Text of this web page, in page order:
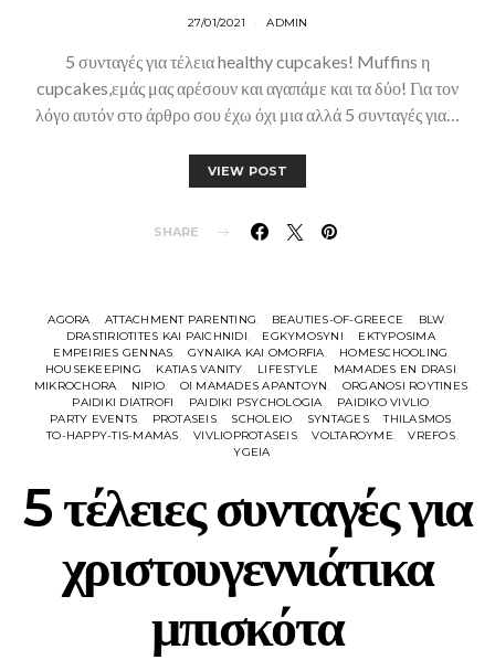
27/01/2021 ADMIN
5 συνταγές για τέλεια healthy cupcakes! Muffins η
cupcakes,εμάς μας αρέσουν και αγαπάμε και τα δύο! Για τον
λόγο αυτόν στο άρθρο σου έχω όχι μια αλλά 5 συνταγές για…
VIEW POST
SHARE
AGORA ATTACHMENT PARENTING BEAUTIES-OF-GREECE
BLW
DRASTIRIOTITES KAI PAICHNIDI
EGKYMOSYNI
EKTYPOSIMA
EMPEIRIES GENNAS
GYNAIKA KAI OMORFIA
HOMESCHOOLING
HOUSEKEEPING
KATIAS VANITY LIFESTYLE
MAMADES EN DRASI
MIKROCHORA
NIPIO OI MAMADES APANTOYN
ORGANOSI ROYTINES
PAIDIKI DIATROFI
PAIDIKI PSYCHOLOGIA
PAIDIKO VIVLIO
PARTY EVENTS
PROTASEIS SCHOLEIO SYNTAGES
THILASMOS
TO-HAPPY-TIS-MAMAS
VIVLIOPROTASEIS VOLTAROYME
VREFOS
YGEIA
5 τέλειες συνταγές για
χριστουγεννιάτικα
μπισκότα